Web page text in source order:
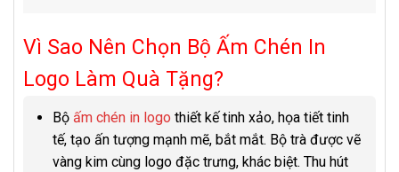
Vì Sao Nên Chọn Bộ Ấm Chén In
Logo Làm Quà Tặng?
Bộ ấm chén in logo thiết kế tinh xảo, họa tiết tinh
tế, tạo ấn tượng mạnh mẽ, bắt mắt. Bộ trà được vẽ
vàng kim cùng logo đặc trưng, khác biệt. Thu hút